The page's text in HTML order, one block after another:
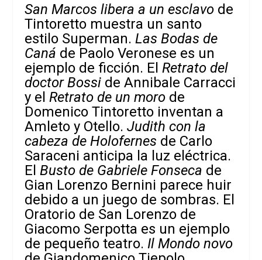
San Marcos libera a un esclavo de
Tintoretto muestra un santo
estilo Superman.Las Bodas de
Caná de Paolo Veronese es un
ejemplo de ficción. ElRetrato del
doctor Bossi de Annibale Carracci
y elRetrato de un moro de
Domenico Tintoretto inventan a
Amleto y Otello.Judith con la
cabeza de Holofernes de Carlo
Saraceni anticipa la luz eléctrica.
ElBusto de Gabriele Fonseca de
Gian Lorenzo Bernini parece huir
debido a un juego de sombras. El
Oratorio de San Lorenzo de
Giacomo Serpotta es un ejemplo
de pequeño teatro. Il Mondo novo